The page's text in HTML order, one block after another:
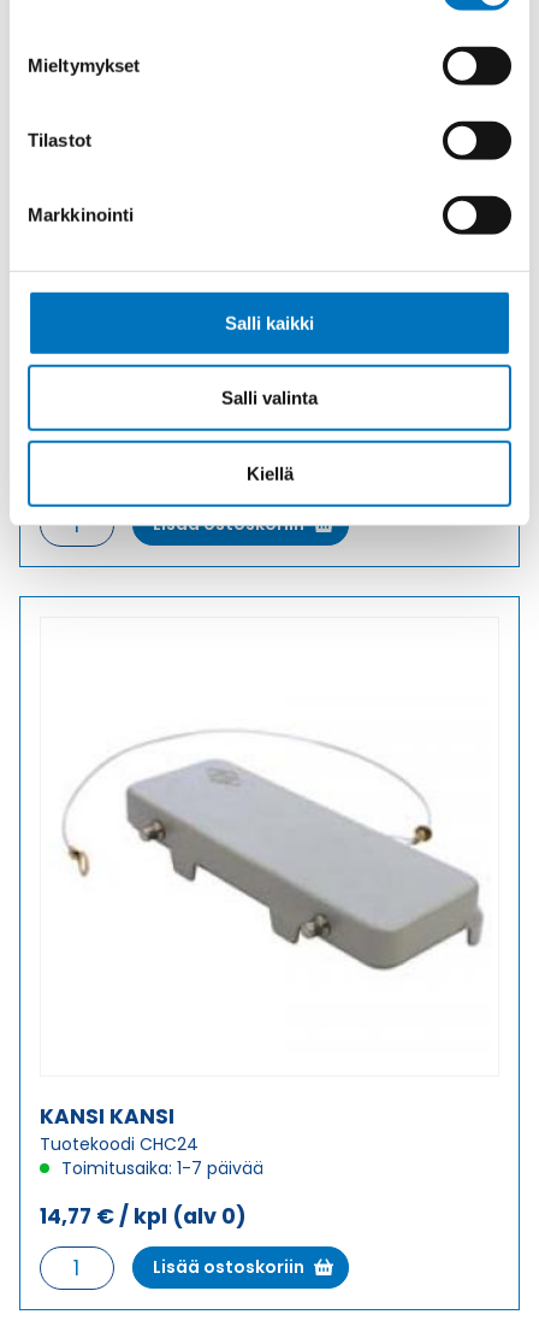
Mieltymykset
Tilastot
Markkinointi
Salli kaikki
Salli valinta
Kiellä
KANSI KANSI
Toimitusaika: 1-7 päivää
KANSI
KANSI
määrä
Lisää ostoskoriin
KANSI KANSI
Tuotekoodi CHC24
Toimitusaika: 1-7 päivää
14,77 € / kpl (alv 0)
KANSI
KANSI
määrä
Lisää ostoskoriin